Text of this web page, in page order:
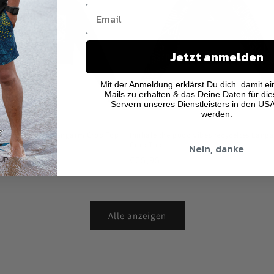
recycelte langarm Crop Top
Preis
Alle anzeigen
Jetzt anmelden
Mit der Anmeldung erklärst Du dich damit
Mails zu erhalten & das Deine Daten für
Servern unseres Dienstleisters in den
werden.
Nein, danke